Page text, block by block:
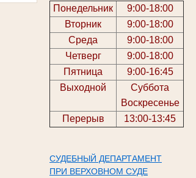
Понедельник
9:00-18:00
Вторник
9:00-18:00
Среда
9:00-18:00
Четверг
9:00-18:00
Пятница
9:00-16:45
Выходной
Суббота
Воскресенье
Перерыв
13:00-13:45
СУДЕБНЫЙ ДЕПАРТАМЕНТ
ПРИ ВЕРХОВНОМ СУДЕ